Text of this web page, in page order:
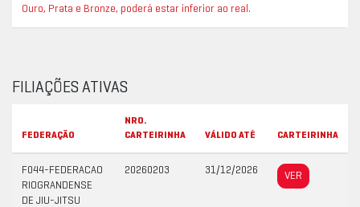
Ouro, Prata e Bronze, poderá estar inferior ao real.
FILIAÇÕES ATIVAS
FEDERAÇÃO
NRO.
CARTEIRINHA
VÁLIDO ATÉ CARTEIRINHA
F044-FEDERACAO
RIOGRANDENSE
DE JIU-JITSU
20260203 31/12/2026 VER